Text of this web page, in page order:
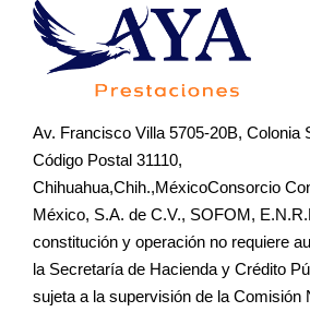
Av. Francisco Villa 5705-20B, Colonia
Código Postal 31110,
Chihuahua,Chih.,MéxicoConsorcio
México, S.A. de C.V., SOFOM,
constitución y operación no requiere
la Secretaría de Hacienda y Crédito
sujeta a la supervisión de la Comisión